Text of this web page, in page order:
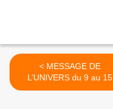
< MESSAGE DE
L’UNIVERS du 9 au 15
MAI 2022